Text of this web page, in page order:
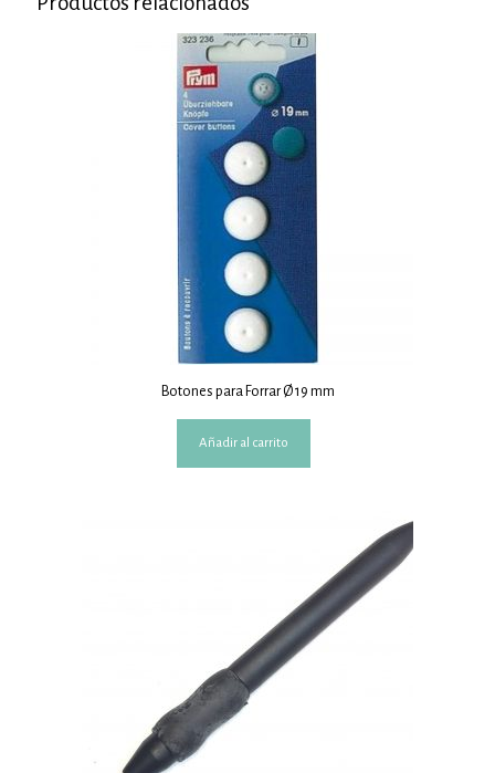
Botones para Forrar Ø 19 mm
Añadir al carrito